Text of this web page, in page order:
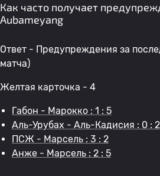
Как часто получает
Aubameyang
Ответ - Предупреждения за
матча)
Желтая карточка - 4
Габон - Марокко : 1 : 5
Аль-Урубах - Аль-Кадисия : 0 : 2
ПСЖ - Марсель : 3 : 2
Анже - Марсель : 2 : 5